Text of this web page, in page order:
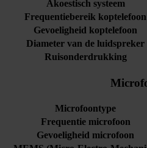
Akoestisch systeem
Frequentiebereik koptelefoon
Gevoeligheid koptelefoon
Diameter van de luidspreker
Ruisonderdrukking
Microfoontype
Frequentie microfoon
Gevoeligheid microfoon